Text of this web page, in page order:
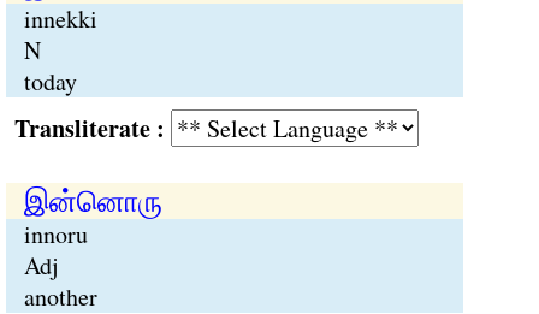
innekki
N
today
:
இன்னொரு
innoru
Adj
another